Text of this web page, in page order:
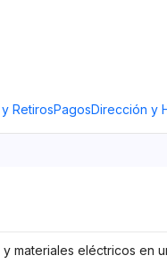
RetirosPagosDirección y
materiales eléctricos en